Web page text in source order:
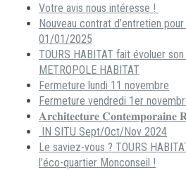
Votre avis nous intéresse !
Nouveau contrat d’entretien
01/01/2025
TOURS HABITAT fait évoluer
METROPOLE HABITAT
Fermeture lundi 11 novembre
Fermeture vendredi 1er
𝐀𝐫𝐜𝐡𝐢𝐭𝐞𝐜𝐭𝐮𝐫𝐞 𝐂𝐨𝐧𝐭𝐞𝐦𝐩𝐨𝐫𝐚𝐢𝐧𝐞
IN SITU Sept/Oct/Nov 2024
Le saviez-vous ? TOURS
l’éco-quartier Monconseil !